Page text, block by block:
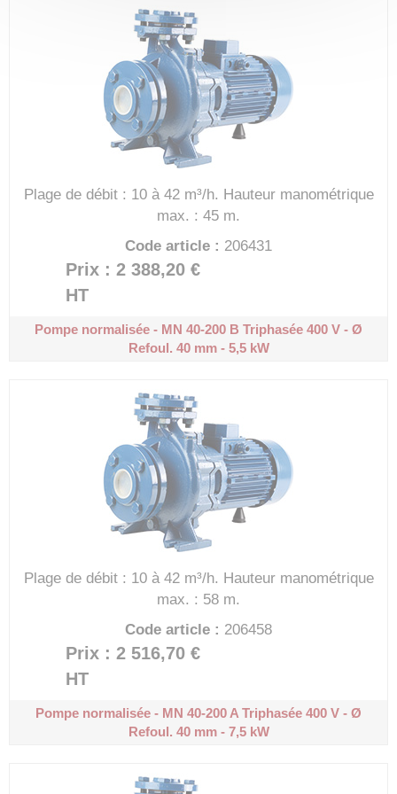
Plage de débit : 10 à 42 m³/h. Hauteur manométrique
max. : 45 m.
Code article : 206431
Prix : 2 388,20 €
HT
Pompe normalisée - MN 40-200 B Triphasée 400 V - Ø
Refoul. 40 mm - 5,5 kW
Plage de débit : 10 à 42 m³/h. Hauteur manométrique
max. : 58 m.
Code article : 206458
Prix : 2 516,70 €
HT
Pompe normalisée - MN 40-200 A Triphasée 400 V - Ø
Refoul. 40 mm - 7,5 kW